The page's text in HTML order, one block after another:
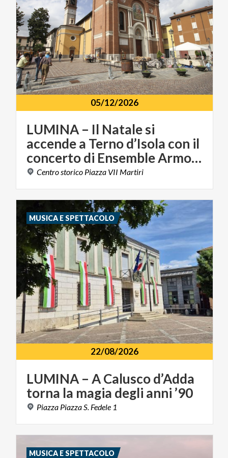
05/12/2026
LUMINA – Il Natale si
accende a Terno d’Isola con il
concerto di Ensemble Armonie
Centrostorico Piazza VII Martiri
22/08/2026
LUMINA – ACaluscod’Adda
torna la magia degli anni ’90
Piazza Piazza S. Fedele 1
MUSICA E SPETTACOLO
MUSICA E SPETTACOLO